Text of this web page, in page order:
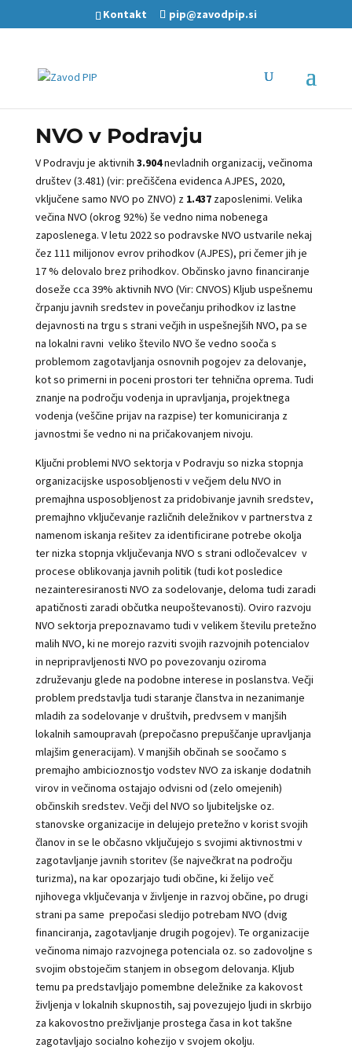
Kontakt pip@zavodpip.si
NVO v Podravju
V Podravju je aktivnih 3.904nevladnih organizacij, večinoma
društev (3.481) (vir: prečiščena evidenca AJPES, 2020,
vključene samo NVO po ZNVO) z 1.437zaposlenimi. Velika
večina NVO (okrog 92%) še vedno nima nobenega
zaposlenega. V letu 2022 so podravske NVO ustvarile nekaj
čez 111 milijonov evrov prihodkov (AJPES), pri čemer jih je
17 % delovalo brez prihodkov. Občinsko javno financiranje
doseže cca 39% aktivnih NVO (Vir: CNVOS) Kljub uspešnemu
črpanju javnih sredstev in povečanju prihodkov iz lastne
dejavnosti na trgu s strani večjih in uspešnejših NVO, pa se
na lokalni ravni veliko število NVO še vedno sooča s
problemom zagotavljanja osnovnih pogojev za delovanje,
kot so primerni in poceni prostori ter tehnična oprema. Tudi
znanje na področju vodenja in upravljanja, projektnega
vodenja (veščine prijav na razpise) ter komuniciranja z
javnostmi še vedno ni na pričakovanjem nivoju.
Ključni problemi NVO sektorja v Podravju so nizka stopnja
organizacijske usposobljenosti v večjem delu NVO in
premajhna usposobljenost za pridobivanje javnih sredstev,
premajhno vključevanje različnih deležnikov v partnerstva z
namenom iskanja rešitev za identificirane potrebe okolja
ter nizka stopnja vključevanja NVO s strani odločevalcev v
procese oblikovanja javnih politik (tudi kot posledice
nezainteresiranosti NVO za sodelovanje, deloma tudi zaradi
apatičnosti zaradi občutka neupoštevanosti). Oviro razvoju
NVO sektorja prepoznavamo tudi v velikem številu pretežno
malih NVO, ki ne morejo razviti svojih razvojnih potencialov
in nepripravljenosti NVO po povezovanju oziroma
združevanju glede na podobne interese in poslanstva. Večji
problem predstavlja tudi staranje članstva in nezanimanje
mladih za sodelovanje v društvih, predvsem v manjših
lokalnih samoupravah (prepočasno prepuščanje upravljanja
mlajšim generacijam). V manjših občinah se soočamo s
premajho ambicioznostjo vodstev NVO za iskanje dodatnih
virov in večinoma ostajajo odvisni od (zelo omejenih)
občinskih sredstev. Večji del NVO so ljubiteljske oz.
stanovske organizacije in delujejo pretežno v korist svojih
članov in se le občasno vključujejo s svojimi aktivnostmi v
zagotavljanje javnih storitev (še največkrat na področju
turizma), na kar opozarjajo tudi občine, ki želijo več
njihovega vključevanja v življenje in razvoj občine, po drugi
strani pa same prepočasi sledijo potrebam NVO (dvig
financiranja, zagotavljanje drugih pogojev). Te organizacije
večinoma nimajo razvojnega potenciala oz. so zadovoljne s
svojim obstoječim stanjem in obsegom delovanja. Kljub
temu pa predstavljajo pomembne deležnike za kakovost
življenja v lokalnih skupnostih, saj povezujejo ljudi in skrbijo
za kakovostno preživljanje prostega časa in kot takšne
zagotavljajo socialno kohezijo v svojem okolju.